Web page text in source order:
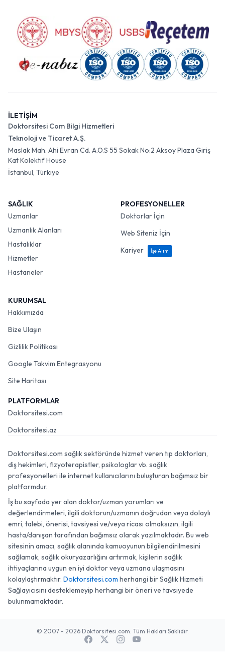
İLETİŞİM
Doktorsitesi Com Bilgi Hizmetleri
Teknoloji ve Ticaret A.Ş.
Maslak Mah. Ahi Evran Cd. A.O.S 55 Sokak No:2 Aksoy Plaza Giriş
Kat Kolektif House
İstanbul, Türkiye
SAĞLIK
Uzmanlar
Uzmanlık Alanları
Hastalıklar
Hizmetler
Hastaneler
PROFESYONELLER
Doktorlar İçin
Web Siteniz İçin
Kariyer
İşe Alım
KURUMSAL
Hakkımızda
Bize Ulaşın
Gizlilik Politikası
Google Takvim Entegrasyonu
Site Haritası
PLATFORMLAR
Doktorsitesi.com
Doktorsitesi.az
Doktorsitesi.com sağlık sektöründe hizmet veren tıp doktorları,
diş hekimleri, fizyoterapistler, psikologlar vb. sağlık
profesyonelleri ile internet kullanıcılarını buluşturan bağımsız bir
platformdur.
İş bu sayfada yer alan doktor/uzman yorumları ve
değerlendirmeleri, ilgili doktorun/uzmanın doğrudan veya dolaylı
emri, talebi, önerisi, tavsiyesi ve/veya ricası olmaksızın, ilgili
hasta/danışan tarafından bağımsız olarak yazılmaktadır. Bu web
sitesinin amacı, sağlık alanında kamuoyunun bilgilendirilmesini
sağlamak, sağlık okuryazarlığını artırmak, kişilerin sağlık
ihtiyaçlarına uygun en iyi doktor veya uzmana ulaşmasını
kolaylaştırmaktır. Doktorsitesi.com herhangi bir Sağlık Hizmeti
Sağlayıcısını desteklemeyip herhangi bir öneri ve tavsiyede
bulunmamaktadır.
© 2007 - 2026 Doktorsitesi.com. Tüm Hakları Saklıdır.